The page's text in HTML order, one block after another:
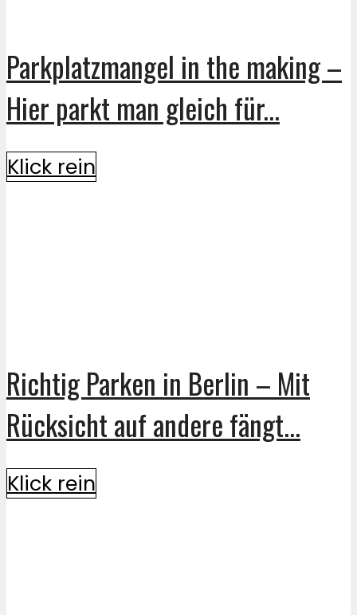
Parkplatzmangel in the making –
Hier parkt man gleich für...
Klick rein
Richtig Parken in Berlin – Mit
Rücksicht auf andere fängt...
Klick rein